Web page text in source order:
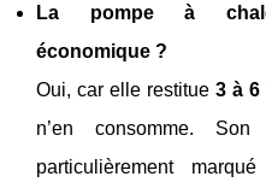
La pompe à
économique ?
Oui, car elle restitue 3 à 6
n’en consomme.
particulièrement